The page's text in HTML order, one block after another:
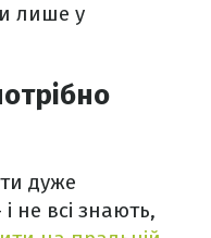
лише у
дуже
не всі знають,